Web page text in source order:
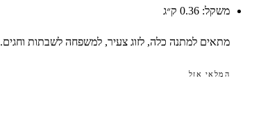
משקל: 0.36 ק״ג
מתאים למתנה כלה, לזוג צעיר, למשפחה לשבתות וחגים.
המלאי אזל